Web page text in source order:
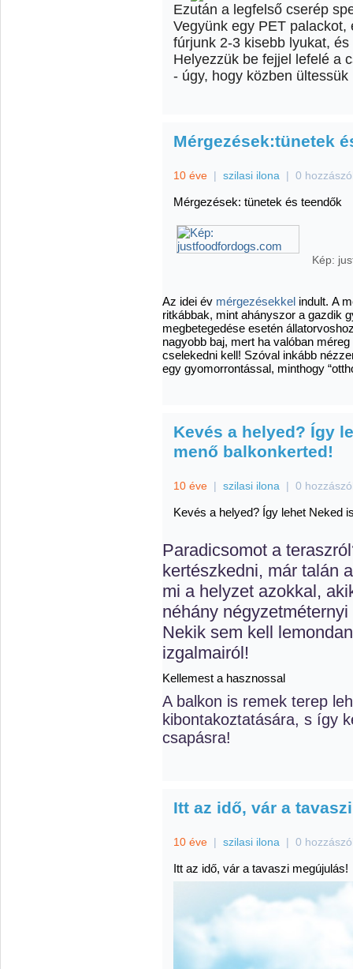
Ezután a legfelső cserép
Vegyünk egy PET
fúrjunk 2-3 kisebb lyukat,
Helyezzük be fejjel lefelé a
- úgy, hogy közben
Mérgezések:tünetek
10 éve | szilasi ilona | 0
Mérgezések: tünetek és teendők
Kép:
Az idei év mérgezésekkel indult. A
ritkábbak, mint ahányszor a gazdik
megbetegedése esetén
nagyobb baj, mert ha valóban
cselekedni kell! Szóval inkább
egy gyomorrontással, minthogy
Kevés a helyed? Így
menő balkonkerted!
10 éve | szilasi ilona | 0
Kevés a helyed? Így lehet Neked
Paradicsomot a
kertészkedni, már talán
mi a helyzet azokkal,
néhány
Nekik sem kell
izgalmairól!
Kellemest a hasznossal
A balkon is remek terep
kibontakoztatására, s így
csapásra!
Itt az idő, vár a
10 éve | szilasi ilona | 0
Itt az idő, vár a tavaszi megújulás!